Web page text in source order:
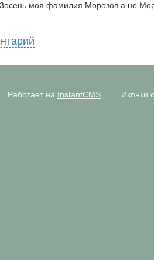
моя фамилия Морозов а не
Работает на InstantCMS Иконки